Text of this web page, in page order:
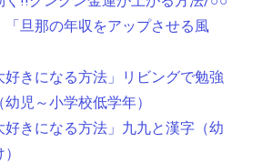
「旦那の年収をアップさせる風
好きになる方法」リビングで勉強
児～小学校低学年）
好きになる方法」九九と漢字（幼